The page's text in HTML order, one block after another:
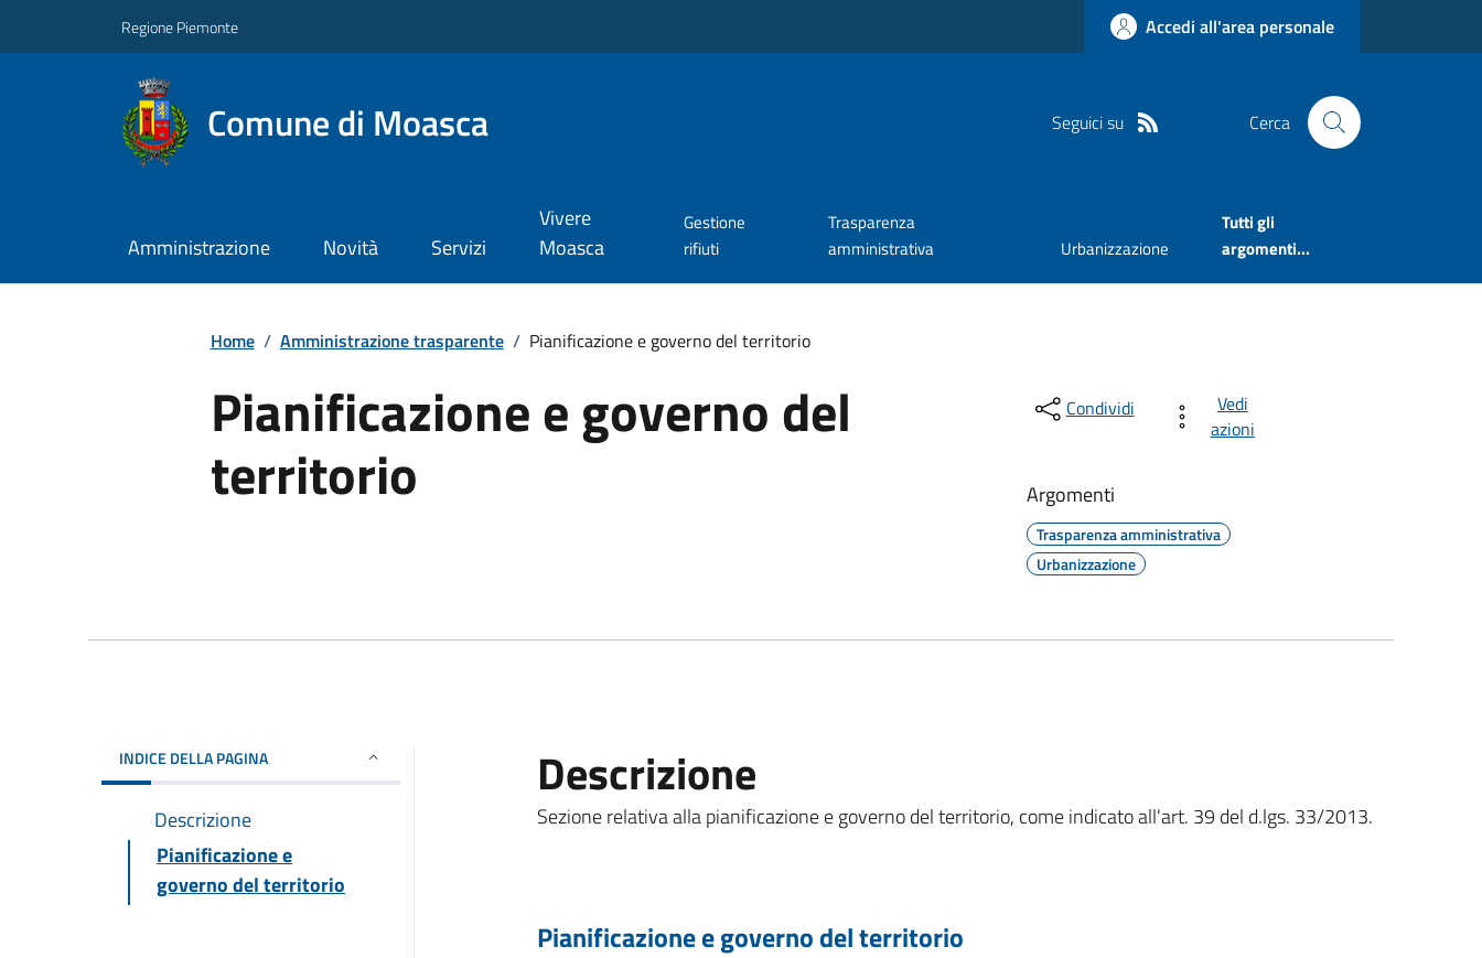
Regione Piemonte Accedi all'area personale
Comune di Moasca Seguici su Cerca
Amministrazione Novità Servizi
Vivere
Moasca
Gestione
rifiuti
Trasparenza
amministrativa
Urbanizzazione
Tutti gli
argomenti...
Home / Amministrazione trasparente / Pianificazione e governo del territorio
Pianificazione e governo del
territorio
Condividi
Vedi
azioni
Argomenti
Trasparenza amministrativa
Urbanizzazione
INDICE DELLA PAGINA
Descrizione
Pianificazione e
governo del territorio
Descrizione
Sezione relativa alla pianificazione e governo del territorio, come indicato all'art. 39 del d.lgs. 33/2013.
Pianificazione e governo del territorio